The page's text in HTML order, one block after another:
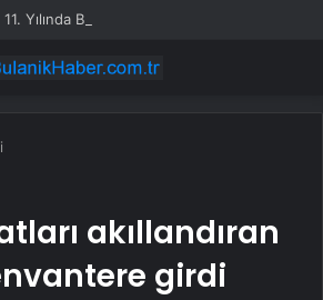
akıllandıran
girdi